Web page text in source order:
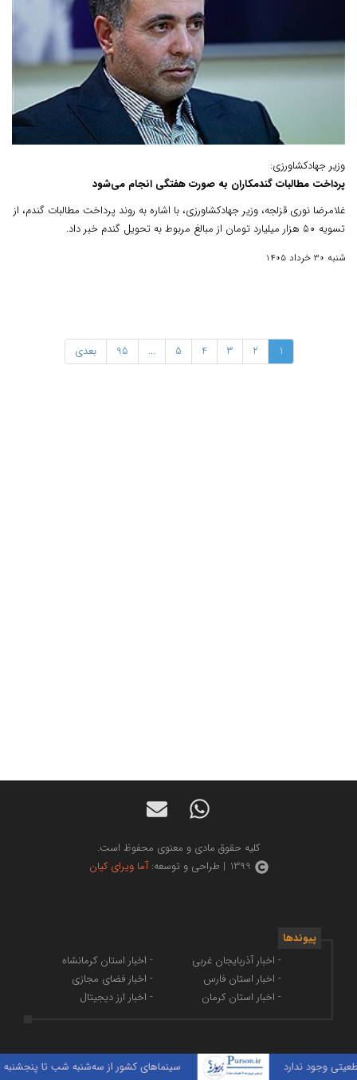
وزیر جهادکشاورزی:
پرداخت مطالبات گندمکاران به صورت هفتگی انجام می‌شود
غلامرضا نوری قزلجه، وزیر جهادکشاورزی، با اشاره به روند پرداخت مطالبات گندم، از
تسویه ۵۰ هزار میلیارد تومان از مبالغ مربوط به تحویل گندم خبر داد.
شنبه 30 خرداد 1405
1
2
3
4
5
...
95 بعدی
کلیه حقوق مادی و معنوی محفوظ است.
1399 | طراحی و توسعه:
آما ویرای کیان
پیوندها
- اخبار آذربایجان غربی
- اخبار استان فارس
- اخبار استان کرمان
- اخبار استان کرمانشاه
- اخبار فضای مجازی
- اخبار ارز دیجیتال
سینماهای کشور از سه‌شنبه شب تا پنجشنبه تعطیل هستند